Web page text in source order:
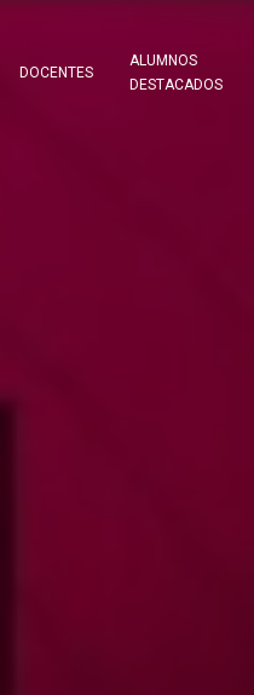
DOCENTES
ALUMNOS
DESTACADOS